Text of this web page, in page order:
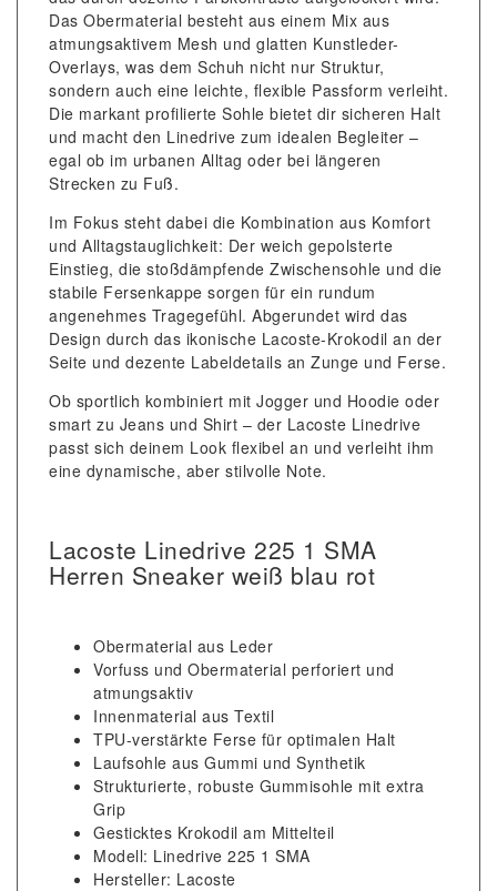
Das Obermaterial besteht aus einem Mix aus
atmungsaktivem Mesh und glatten Kunstleder-
Overlays, was dem Schuh nicht nur Struktur,
sondern auch eine leichte, flexible Passform verleiht.
Die markant profilierte Sohle bietet dir sicheren Halt
und macht den Linedrive zum idealen Begleiter –
egal ob im urbanen Alltag oder bei längeren
Strecken zu Fuß.
Im Fokus steht dabei die Kombination aus Komfort
und Alltagstauglichkeit: Der weich gepolsterte
Einstieg, die stoßdämpfende Zwischensohle und die
stabile Fersenkappe sorgen für ein rundum
angenehmes Tragegefühl. Abgerundet wird das
Design durch das ikonische Lacoste-Krokodil an der
Seite und dezente Labeldetails an Zunge und Ferse.
Ob sportlich kombiniert mit Jogger und Hoodie oder
smart zu Jeans und Shirt – der Lacoste Linedrive
passt sich deinem Look flexibel an und verleiht ihm
eine dynamische, aber stilvolle Note.
Lacoste Linedrive 225 1 SMA
Herren Sneaker weiß blau rot
Obermaterial aus Leder
Vorfuss und Obermaterial perforiert und
atmungsaktiv
Innenmaterial aus Textil
TPU-verstärkte Ferse für optimalen Halt
Laufsohle aus Gummi und Synthetik
Strukturierte, robuste Gummisohle mit extra
Grip
Gesticktes Krokodil am Mittelteil
Modell: Linedrive 225 1 SMA
Hersteller: Lacoste